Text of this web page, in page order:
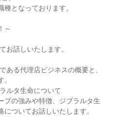
となっております。
～
ルタ生命について
ついてお話しいたします。